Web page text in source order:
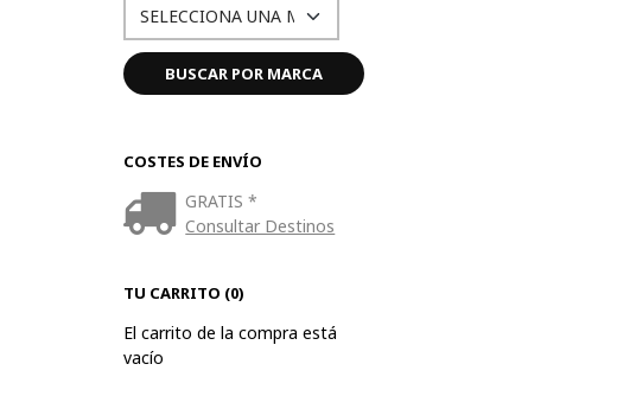
COSTES DE ENVÍO
GRATIS *
Consultar Destinos
TU CARRITO (0)
El carrito de la compra está
vacío